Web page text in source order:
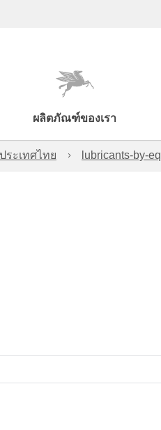
ผลิตภัณฑ์ของเรา
ะเทศไทย lubricants-by-